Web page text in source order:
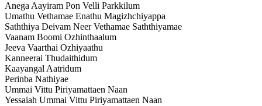
Anega Aayiram Pon Velli Parkkilum
Umathu Vethamae Enathu Magizhchiyappa
Saththiya Deivam Neer Vethamae Saththiyamae
Vaanam Boomi Ozhinthaalum
Jeeva Vaarthai Ozhiyaathu
Kanneerai Thudaithidum
Kaayangal Aatridum
Perinba Nathiyae
Ummai Vittu Piriyamattaen Naan
Yessaiah Ummai Vittu Piriyamattaen Naan